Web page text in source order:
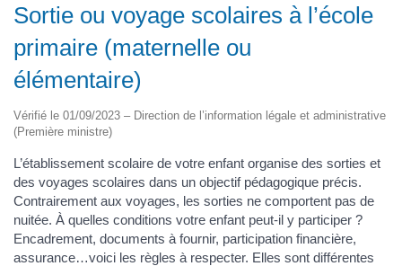
Sortie ou voyage scolaires à l’école
primaire (maternelle ou
élémentaire)
Vérifié le 01/09/2023 – Direction de l’information légale et administrative
(Première ministre)
L’établissement scolaire de votre enfant organise des sorties et
des voyages scolaires dans un objectif pédagogique précis.
Contrairement aux voyages, les sorties ne comportent pas de
nuitée. À quelles conditions votre enfant peut-il y participer ?
Encadrement, documents à fournir, participation financière,
assurance…voici les règles à respecter. Elles sont différentes